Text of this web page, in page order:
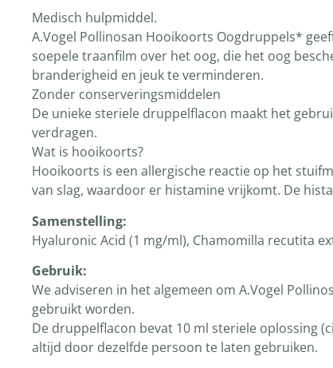
Medisch hulpmiddel.
A.Vogel Pollinosan Hooikoorts Oogdruppels*
soepele traanfilm over het oog, die het oog
branderigheid en jeuk te verminderen.
Zonder conserveringsmiddelen
De unieke steriele druppelflacon maakt het
verdragen.
Wat is hooikoorts?
Hooikoorts is een allergische reactie op het
van slag, waardoor er histamine vrijkomt. De
Samenstelling:
Hyaluronic Acid (1 mg/ml), Chamomilla recutita
Gebruik:
We adviseren in het algemeen om A.Vogel
gebruikt worden.
De druppelflacon bevat 10 ml steriele oplossing
altijd door dezelfde persoon te laten gebruiken.